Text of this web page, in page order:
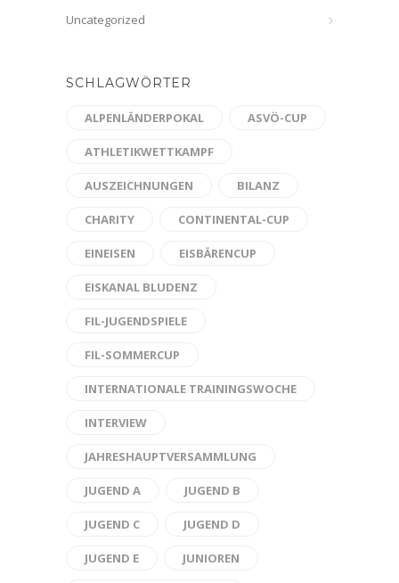
Uncategorized
SCHLAGWÖRTER
ALPENLÄNDERPOKAL ASVÖ-CUP
ATHLETIKWETTKAMPF
AUSZEICHNUNGEN BILANZ
CHARITY CONTINENTAL-CUP
EINEISEN EISBÄRENCUP
EISKANAL BLUDENZ
FIL-JUGENDSPIELE
FIL-SOMMERCUP
INTERNATIONALE TRAININGSWOCHE
INTERVIEW
JAHRESHAUPTVERSAMMLUNG
JUGEND A JUGEND B
JUGEND C JUGEND D
JUGEND E JUNIOREN